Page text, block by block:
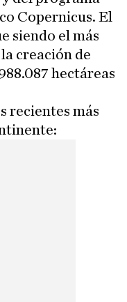
Copernicus. El
siendo el más
creación de
hectáreas
recientes más